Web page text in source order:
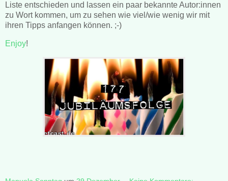
Liste entschieden und lassen ein paar bekannte Autor:innen
zu Wort kommen, um zu sehen wie viel/wie wenig wir mit
ihren Tipps anfangen können. ;-)
Enjoy!